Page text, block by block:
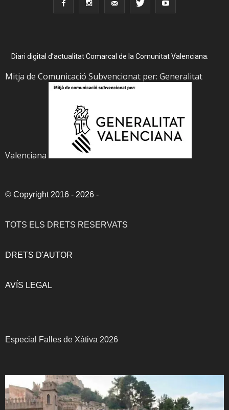
Diari digital d’actualitat Comarcal de la Comunitat Valenciana.
Mitja de Comunicació Subvencionat per: Generalitat
Valenciana
© Copyright 2016 - 2026 -
TOTS ELS DRETS RESERVATS
DRETS D'AUTOR
AVÍS LEGAL
Especial Falles de Xàtiva 2026